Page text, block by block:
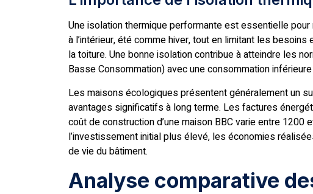
Une isolation thermique performante est essentielle
à l’intérieur, été comme hiver, tout en limitant les
la toiture. Une bonne isolation contribue à atteindre les
Basse Consommation) avec une consommation
Les maisons écologiques présentent généralement un
avantages significatifs à long terme. Les factures
coût de construction d’une maison BBC varie entre
l’investissement initial plus élevé, les économies
de vie du bâtiment.
Analyse comparative